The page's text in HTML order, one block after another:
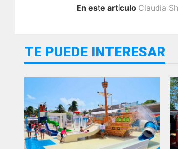
En este artículo Claudia
TE PUEDE INTERESAR